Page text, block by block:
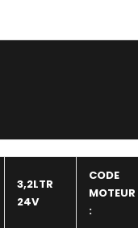
3,2LTR
24V
CODE
MOTEUR
: